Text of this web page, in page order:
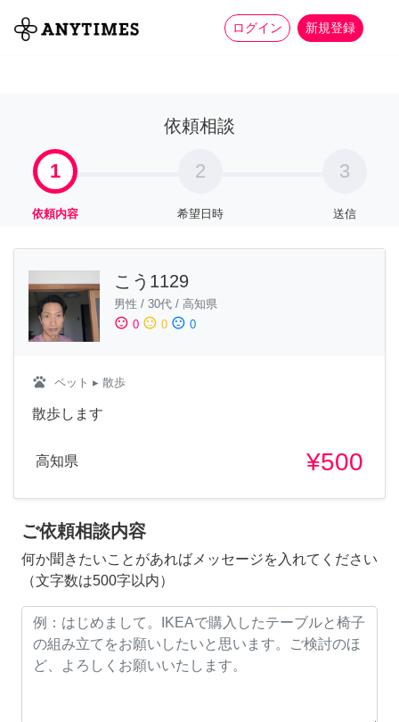
ログイン 新規登録
全て 家事 more_horiz
依頼相談
1
依頼内容
2
希望日時
3
送信
こう1129
男性 / 30代 / 高知県
sentiment_satisfied 0 sentiment_neutral 0 sentiment_dissatisfied 0
pets ペット ▸ 散歩
散歩します
高知県 ¥500
ご依頼相談内容
何か聞きたいことがあればメッセージを入れてください
（文字数は500字以内）